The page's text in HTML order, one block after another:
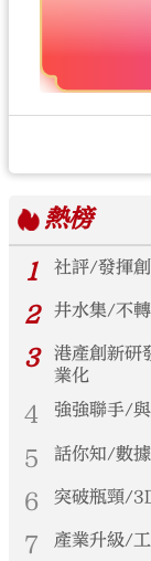
熱榜
1
社評/發揮
2 井水集/不
3
港產創新研
業化
4 強強聯手/
5 話你知/數
6 突破瓶頸/
7 產業升級/